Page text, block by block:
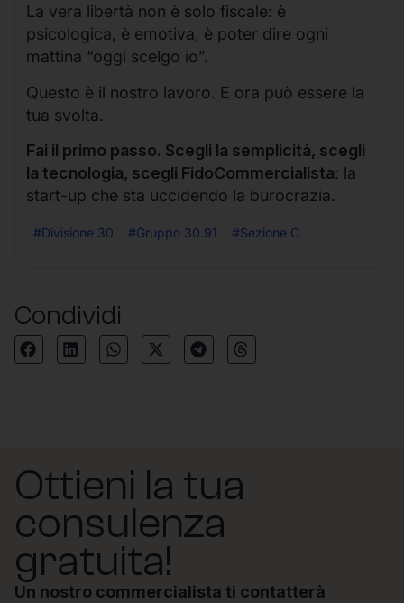
La vera libertà non è solo fiscale: è
psicologica, è emotiva, è poter dire ogni
mattina “oggi scelgo io”.
Questo è il nostro lavoro. E ora può essere la
tua svolta.
Fai il primo passo. Scegli la semplicità, scegli
la tecnologia, scegli FidoCommercialista: la
start-up che sta uccidendo la burocrazia.
#Divisione 30 #Gruppo 30.91 #Sezione C
Condividi
Ottieni la tua
consulenza
gratuita!
Un nostro commercialista ti contatterà